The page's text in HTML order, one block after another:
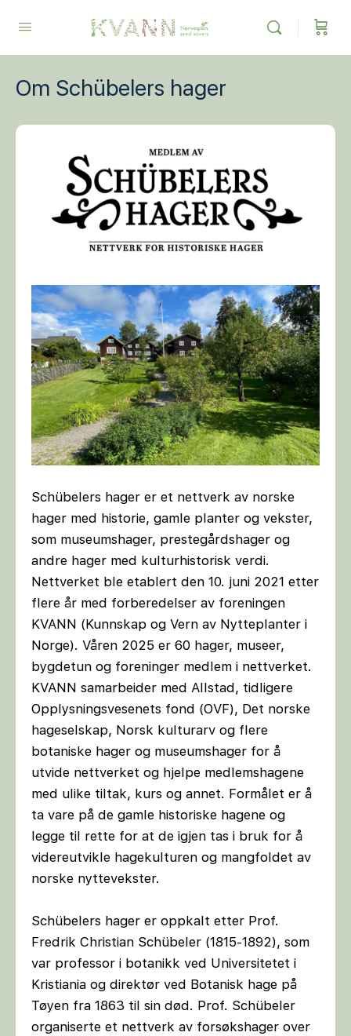
Om Schübelers hager
Schübelers hager er et nettverk av norske
hager med historie, gamle planter og vekster,
som museumshager, prestegårdshager og
andre hager med kulturhistorisk verdi.
Nettverket ble etablert den 10. juni 2021 etter
flere år med forberedelser av foreningen
KVANN (Kunnskap og Vern av Nytteplanter i
Norge). Våren 2025 er 60 hager, museer,
bygdetun og foreninger medlem i nettverket.
KVANN samarbeider med Allstad, tidligere
Opplysningsvesenets fond (OVF), Det norske
hageselskap, Norsk kulturarv og flere
botaniske hager og museumshager for å
utvide nettverket og hjelpe medlemshagene
med ulike tiltak, kurs og annet. Formålet er å
ta vare på de gamle historiske hagene og
legge til rette for at de igjen tas i bruk for å
videreutvikle hagekulturen og mangfoldet av
norske nyttevekster.
Schübelers hager er oppkalt etter Prof.
Fredrik Christian Schübeler (1815-1892), som
var professor i botanikk ved Universitetet i
Kristiania og direktør ved Botanisk hage på
Tøyen fra 1863 til sin død. Prof. Schübeler
organiserte et nettverk av forsøkshager over